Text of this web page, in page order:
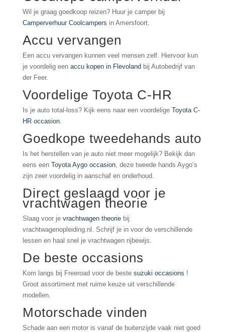
Wil je graag goedkoop reizen? Huur je camper bij
Camperverhuur Coolcampers in Amersfoort.
Accu vervangen
Een accu vervangen kunnen veel mensen zelf. Hiervoor kun
je voordelig een accu kopen in Flevoland bij Autobedrijf van
der Feer.
Voordelige Toyota C-HR
Is je auto total-loss? Kijk eens naar een voordelige Toyota C-
HR occasion.
Goedkope tweedehands auto
Is het herstellen van je auto niet meer mogelijk? Bekijk dan
eens een Toyota Aygo occasion, deze tweede hands Aygo’s
zijn zeer voordelig in aanschaf en onderhoud.
Direct geslaagd voor je
vrachtwagen theorie
Slaag voor je vrachtwagen theoriebij
vrachtwagenopleiding.nl. Schrijf je in voor de verschillende
lessen en haal snel je vrachtwagen rijbewijs.
De beste occasions
Kom langs bij Freeroad voor de beste suzuki occasions !
Groot assortiment met ruime keuze uit verschillende
modellen.
Motorschade vinden
Schade aan een motor is vanaf de buitenzijde vaak niet goed